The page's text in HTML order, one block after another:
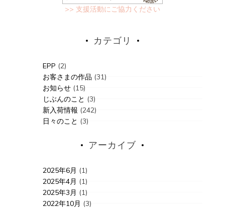
>> 支援活動にご協力ください
カテゴリ
EPP (2)
お客さまの作品 (31)
お知らせ(15)
じぶんのこと (3)
新入荷情報 (242)
日々のこと (3)
アーカイブ
2025年6月 (1)
2025年4月 (1)
2025年3月 (1)
2022年10月 (3)